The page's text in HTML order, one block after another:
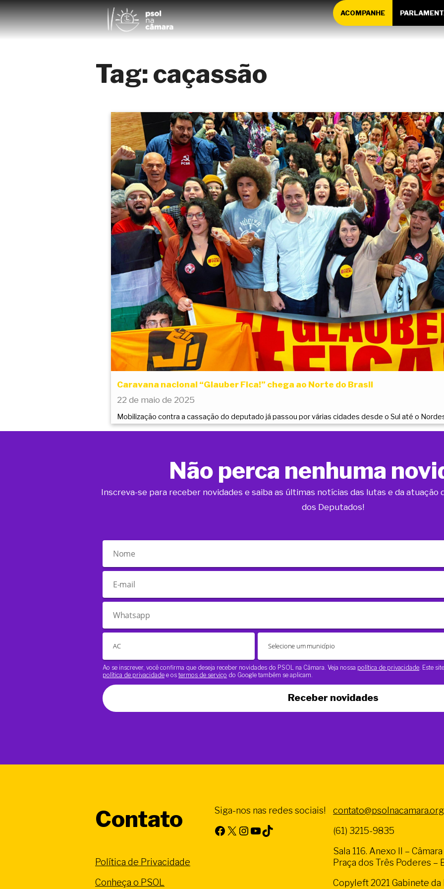
ACOMPANHE
Tag:caçassão
Caravana nacional “Glauber Fica!” chega ao Norte do Brasil
22 de maio de 2025
Mobilização contra a cassação do deputado já passou por várias cidades desde o Sul até o
Não perca nenhuma
Inscreva-se para receber novidades e saiba as últimas notícias das lutas e da atuação
dos Deputados!
Ao se inscrever, você confirma que deseja receber novidades do PSOL na Câmara. Veja nossa política de privacidade . Este
política de privacidade e os termos de serviço do Google também se aplicam.
Receber novidades
Contato
Política de Privacidade
Conheça o PSOL
Siga-nos nas redes sociais!
Facebook X Instagram Youtube TikTok
(61) 3215-9835
Sala 116. Anexo II –
Praça dos Três Poderes –
Copyleft 2021 Gabinete da